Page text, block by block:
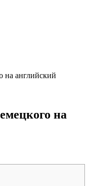
на английский
на